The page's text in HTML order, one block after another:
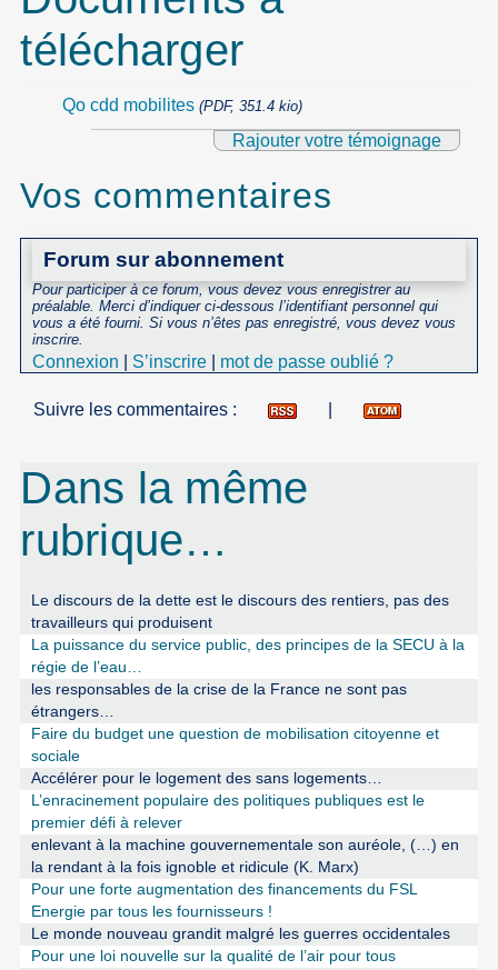
télécharger
Qo cdd mobilites (PDF, 351.4 kio)
Rajouter votre témoignage
Vos commentaires
Forum sur abonnement
Pour participer à ce forum, vous devez vous enregistrer au
préalable. Merci d’indiquer ci-dessous l’identifiant personnel qui
vous a été fourni. Si vous n’êtes pas enregistré, vous devez vous
inscrire.
Connexion S’inscrire mot de passe oublié ?
Suivre les commentaires :
Dans la même
rubrique…
Le discours de la dette est le discours des rentiers, pas des
travailleurs qui produisent
La puissance du service public, des principes de la SECU à la
régie de l’eau…
les responsables de la crise de la France ne sont pas
étrangers…
Faire du budget une question de mobilisation citoyenne et
sociale
Accélérer pour le logement des sans logements…
L’enracinement populaire des politiques publiques est le
premier défi à relever
enlevant à la machine gouvernementale son auréole, (…) en
la rendant à la fois ignoble et ridicule (K. Marx)
Pour une forte augmentation des financements du FSL
Energie par tous les fournisseurs !
Le monde nouveau grandit malgré les guerres occidentales
Pour une loi nouvelle sur la qualité de l’air pour tous